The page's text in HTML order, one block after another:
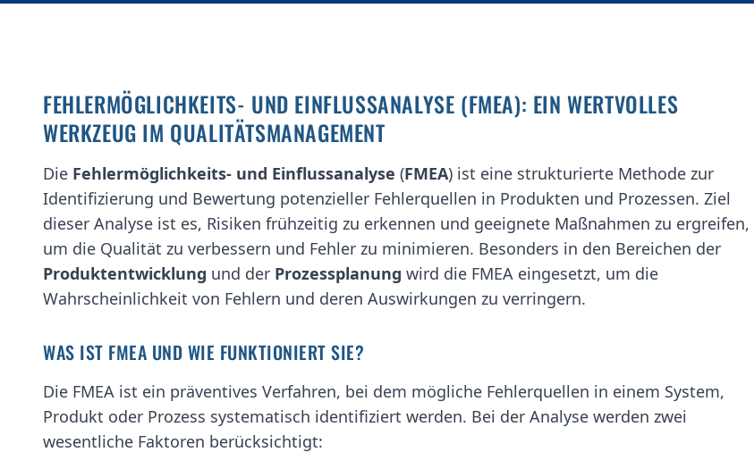
FEHLERMÖGLICHKEITS- UND EINFLUSSANALYSE (FMEA): EIN WERTVOLLES
WERKZEUG IM QUALITÄTSMANAGEMENT
Die Fehlermöglichkeits- und Einflussanalyse (FMEA) ist eine strukturierte Methode zur
Identifizierung und Bewertung potenzieller Fehlerquellen in Produkten und Prozessen. Ziel
dieser Analyse ist es, Risiken frühzeitig zu erkennen und geeignete Maßnahmen zu ergreifen,
um die Qualität zu verbessern und Fehler zu minimieren. Besonders in den Bereichen der
Produktentwicklung und der Prozessplanung wird die FMEA eingesetzt, um die
Wahrscheinlichkeit von Fehlern und deren Auswirkungen zu verringern.
WAS IST FMEA UND WIE FUNKTIONIERT SIE?
Die FMEA ist ein präventives Verfahren, bei dem mögliche Fehlerquellen in einem System,
Produkt oder Prozess systematisch identifiziert werden. Bei der Analyse werden zwei
wesentliche Faktoren berücksichtigt: